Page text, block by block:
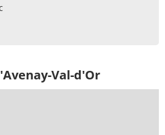
Val-d'Or